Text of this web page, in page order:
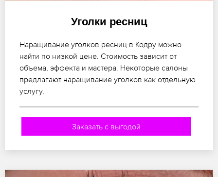
Уголки ресниц
Наращивание уголков ресниц в Кодру можно
найти по низкой цене. Стоимость зависит от
объема, эффекта и мастера. Некоторые салоны
предлагают наращивание уголков как отдельную
услугу.
Заказать с выгодой